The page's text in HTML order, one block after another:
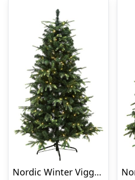
Nordic Winter Vigga kunstigt juletræ med lys, 140 x 96 cm